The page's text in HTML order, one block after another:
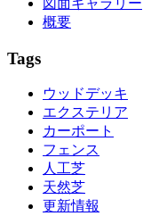
概要
Tags
ウッドデッキ
エクステリア
カーポート
フェンス
人工芝
天然芝
更新情報